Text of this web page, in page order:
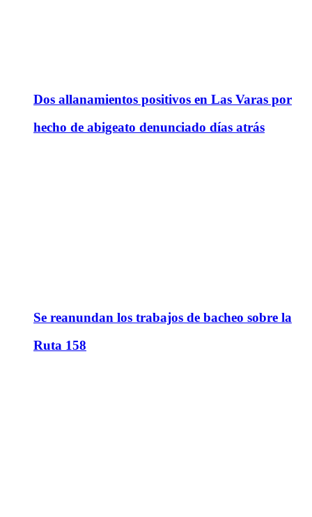
Dos allanamientos positivos en Las Varas por
hecho de abigeato denunciado días atrás
Se reanundan los trabajos de bacheo sobre la
Ruta 158